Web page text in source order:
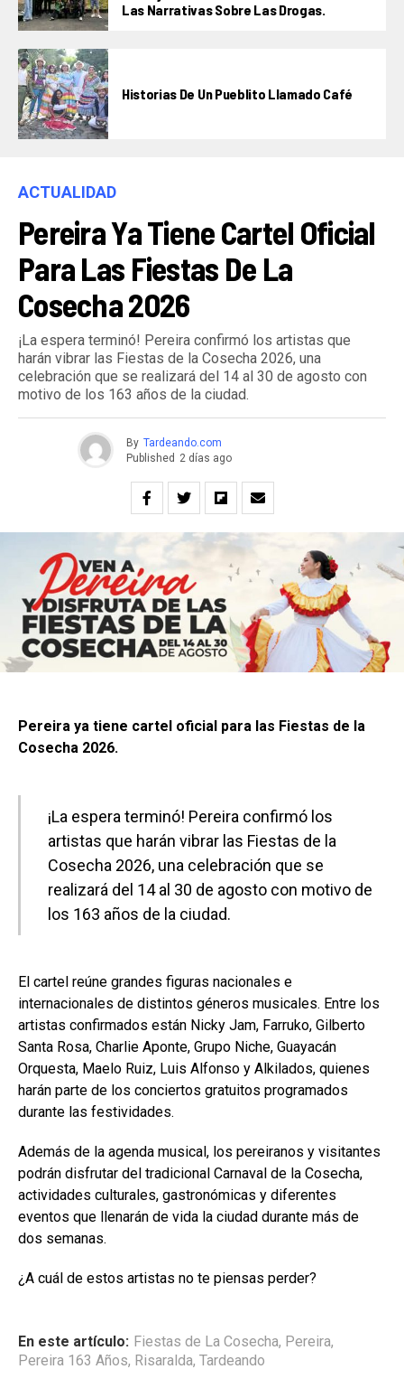
Las Narrativas Sobre Las Drogas.
Historias De Un Pueblito Llamado Café
ACTUALIDAD
Pereira Ya Tiene Cartel Oficial
Para Las Fiestas De La
Cosecha 2026
¡La espera terminó! Pereira confirmó los artistas que
harán vibrar las Fiestas de la Cosecha 2026, una
celebración que se realizará del 14 al 30 de agosto con
motivo de los 163 años de la ciudad.
By Tardeando.com
Published 2 días ago
Pereira ya tiene cartel oficial para las Fiestas de la
Cosecha 2026.
¡La espera terminó! Pereira confirmó los
artistas que harán vibrar las Fiestas de la
Cosecha 2026, una celebración que se
realizará del 14 al 30 de agosto con motivo de
los 163 años de la ciudad.
El cartel reúne grandes figuras nacionales e
internacionales de distintos géneros musicales. Entre los
artistas confirmados están Nicky Jam, Farruko, Gilberto
Santa Rosa, Charlie Aponte, Grupo Niche, Guayacán
Orquesta, Maelo Ruiz, Luis Alfonso y Alkilados, quienes
harán parte de los conciertos gratuitos programados
durante las festividades.
Además de la agenda musical, los pereiranos y visitantes
podrán disfrutar del tradicional Carnaval de la Cosecha,
actividades culturales, gastronómicas y diferentes
eventos que llenarán de vida la ciudad durante más de
dos semanas.
¿A cuál de estos artistas no te piensas perder?
En este artículo: Fiestas de La Cosecha, Pereira,
Pereira 163 Años, Risaralda, Tardeando